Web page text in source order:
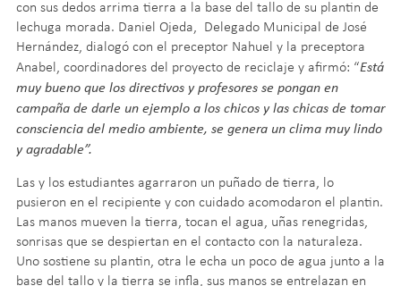
con sus dedos arrima tierra a la base del tallo de su plantin de
lechuga morada. Daniel Ojeda, Delegado Municipal de José
Hernández, dialogó con el preceptor Nahuel y la preceptora
Anabel, coordinadores del proyecto de reciclaje y afirmó: “Está
muy bueno que los directivos y profesores se pongan en
campaña de darle un ejemplo a los chicos y las chicas de tomar
consciencia del medio ambiente, se genera un clima muy lindo
y agradable”.
Las y los estudiantes agarraron un puñado de tierra, lo
pusieron en el recipiente y con cuidado acomodaron el plantin.
Las manos mueven la tierra, tocan el agua, uñas renegridas,
sonrisas que se despiertan en el contacto con la naturaleza.
Uno sostiene su plantin, otra le echa un poco de agua junto a la
base del tallo y la tierra se infla, sus manos se entrelazan en